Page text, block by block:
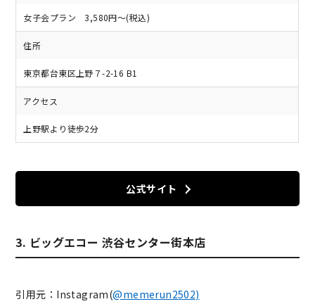
女子会プラン 3,580円～(税込)
住所
東京都台東区上野７-2-16 B1
アクセス
上野駅より徒歩2分
公式サイト
3. ビッグエコー 渋谷センター街本店
引用元：Instagram(@memerun2502)